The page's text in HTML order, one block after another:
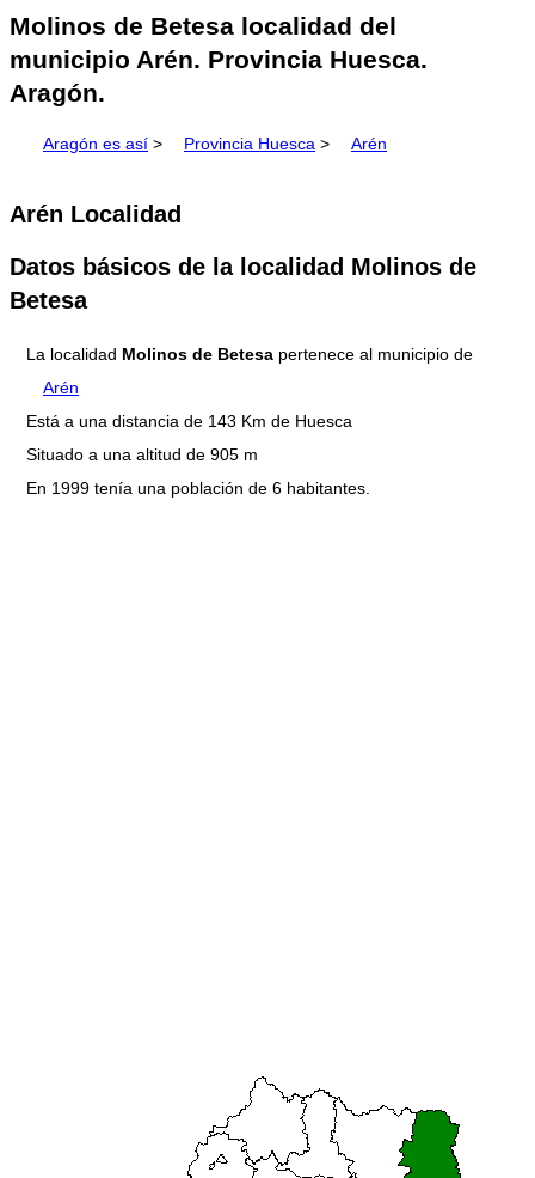
Molinos de Betesa localidad del
municipio Arén. Provincia Huesca.
Aragón.
Aragón es así > Provincia Huesca > Arén
Arén Localidad
Datos básicos de la localidad Molinos de
Betesa
La localidad Molinos de Betesa pertenece al municipio de
Arén
Está a una distancia de 143 Km de Huesca
Situado a una altitud de 905 m
En 1999 tenía una población de 6 habitantes.